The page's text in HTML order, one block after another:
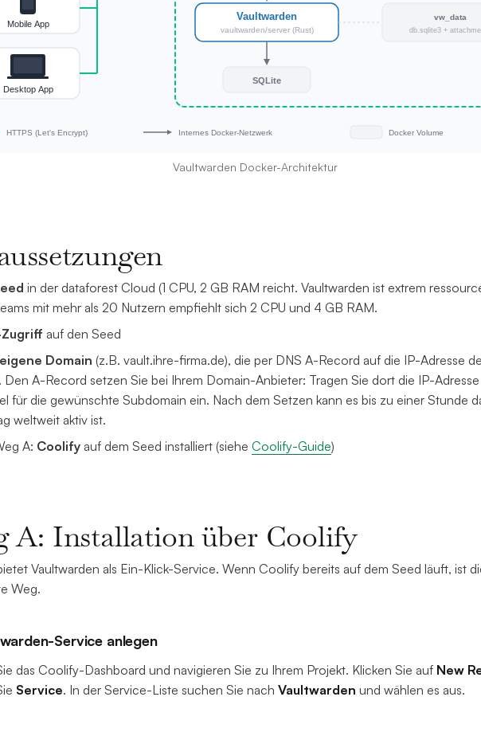
Vaultwarden Docker-Architektur
in der dataforest Cloud (1 CPU, 2 GB RAM reicht. Vaultwarden ist extrem
mit mehr als 20 Nutzern empfiehlt sich 2 CPU und 4 GB RAM.
Zugriff auf den Seed
eigene Domain (z.B. vault.ihre-firma.de), die per DNS A-Record auf die IP-Adresse
Den A-Record setzen Sie bei Ihrem Domain-Anbieter: Tragen Sie dort die IP-
für die gewünschte Subdomain ein. Nach dem Setzen kann es bis zu einer Stunde
weltweit aktiv ist.
A: Coolify auf dem Seed installiert (siehe Coolify-Guide)
A: Installation über Coolify
Vaultwarden als Ein-Klick-Service. Wenn Coolify bereits auf dem Seed läuft, ist
Weg.
Service anlegen
das Coolify-Dashboard und navigieren Sie zu Ihrem Projekt. Klicken Sie auf New
Service. In der Service-Liste suchen Sie nach Vaultwarden und wählen es aus.